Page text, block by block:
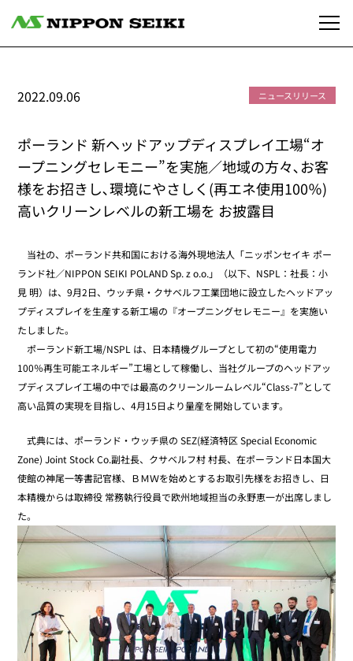
ニュースリリース
2022.09.06
ポーランド 新ヘッドアップディスプレイ工場“オ
ープニングセレモニー”を実施／地域の方々､お客
様をお招きし､環境にやさしく(再エネ使用100％)
高いクリーンレベルの新工場を お披露目
当社の、ポーランド共和国における海外現地法人「ニッポンセイキ ポー
ランド社／NIPPON SEIKI POLAND Sp. z o.o.」（以下、NSPL：社長：小
見 明）は、9月2日、ウッチ県・クサベルフ工業団地に設立したヘッドアッ
プディスプレイを生産する新工場の『オープニングセレモニー』を実施い
たしました。
ポーランド新工場/NSPL は、日本精機グループとして初の“使用電力
100％再生可能エネルギー”工場として稼働し、当社グループのヘッドアッ
プディスプレイ工場の中では最高のクリーンルームレベル“Class-7”として
高い品質の実現を目指し、4月15日より量産を開始しています。
式典には、ポーランド・ウッチ県の SEZ(経済特区 Special Economic
Zone) Joint Stock Co.副社長、クサベルフ村 村長、在ポーランド日本国大
使館の神尾一等書記官様、ＢＭＷを始めとするお取引先様をお招きし、日
本精機からは取締役 常務執行役員で欧州地域担当の永野恵一が出席しまし
た。